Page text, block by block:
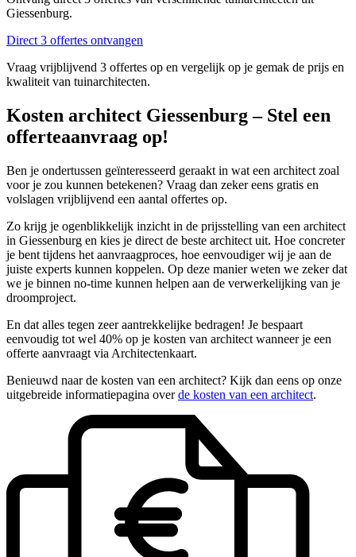
Giessenburg.
Direct 3 offertes ontvangen
Vraag vrijblijvend 3 offertes op en vergelijk op je gemak de prijs en
kwaliteit van tuinarchitecten.
Kosten architect Giessenburg – Stel een
offerteaanvraag op!
Ben je ondertussen geïnteresseerd geraakt in wat een architect zoal
voor je zou kunnen betekenen? Vraag dan zeker eens gratis en
volslagen vrijblijvend een aantal offertes op.
Zo krijg je ogenblikkelijk inzicht in de prijsstelling van een architect
in Giessenburg en kies je direct de beste architect uit. Hoe concreter
je bent tijdens het aanvraagproces, hoe eenvoudiger wij je aan de
juiste experts kunnen koppelen. Op deze manier weten we zeker dat
we je binnen no-time kunnen helpen aan de verwerkelijking van je
droomproject.
En dat alles tegen zeer aantrekkelijke bedragen! Je bespaart
eenvoudig tot wel 40% op je kosten van architect wanneer je een
offerte aanvraagt via Architectenkaart.
Benieuwd naar de kosten van een architect? Kijk dan eens op onze
uitgebreide informatiepagina overde kosten van een architect.